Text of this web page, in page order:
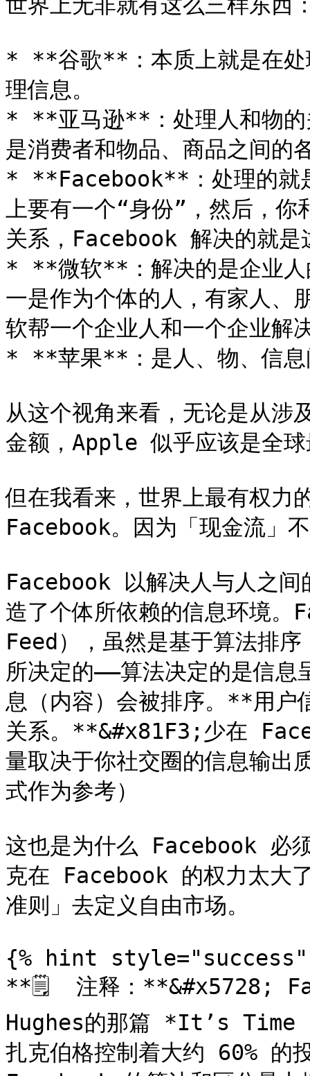
* **谷歌**：本质上就是在处
理信息。
* **亚马逊**：处理人和物的
是消费者和物品、商品之间的
* **Facebook**：处理的就
上要有一个“身份”，然后，
关系，Facebook 解决的就是
* **微软**：解决的是企业人
一是作为个体的人，有家人、
软帮一个企业人和一个企业解
* **苹果**：是人、物、信息
从这个视角来看，无论是从涉
金额，Apple 似乎应该是全球
但在我看来，世界上最有权
Facebook。因为「现金流」
Facebook 以解决人与人之
造了个体所依赖的信息环境
Feed），虽然是基于算法排
所决定的——算法决定的是信息
息（内容）会被排序。**用户
关系。**&#x81F3;少在
量取决于你社交圈的信息输出
式作为参考）
这也是为什么 Facebook 必
克在 Facebook 的权力太大
准则」去定义自由市场。
{% hint style="success"
**🗒  注释：**&#x5728;
Hughes的那篇 *It’s
扎克伯格控制着大约 60% 的